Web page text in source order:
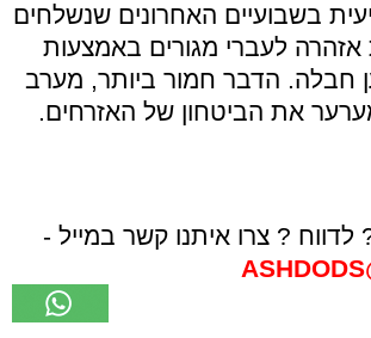
בשבועיים האחרונים שנשלחים
לעברי מגורים באמצעות
חבלה. הדבר חמור ביותר, מערב
את הביטחון של האזרחים.
לדווח ? צרו איתנו קשר במייל -